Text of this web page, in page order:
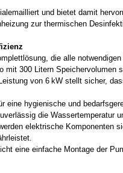
und bietet damit
zur thermischen
die alle
300 Litern Speichervolumen
von 6 kW stellt sicher,
eine hygienische und
die Wassertemperatur
elektrische Komponenten
eine einfache Montage der